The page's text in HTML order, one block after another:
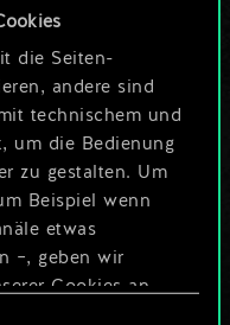
die Seiten-
andere sind
technischem und
um die Bedienung
zu gestalten. Um
Beispiel wenn
etwas
–, geben wir
Cookies an
so viel
kann!